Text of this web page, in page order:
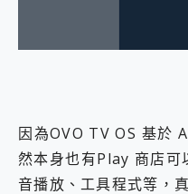
因為OVO TV OS 基於
然本身也有Play 商店可
音播放、工具程式等，